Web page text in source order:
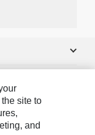
site to
and